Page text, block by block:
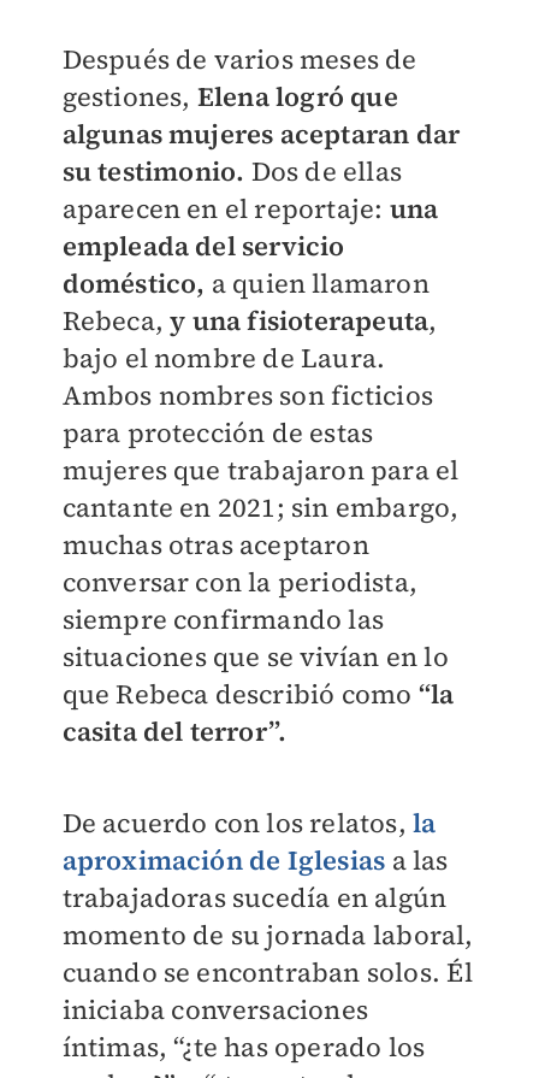
Después de varios meses de
gestiones, Elena logró que
algunas mujeres aceptaran dar
su testimonio. Dos de ellas
aparecen en el reportaje: una
empleada del servicio
doméstico, a quien llamaron
Rebeca,y una fisioterapeuta,
bajo el nombre de Laura.
Ambos nombres son ficticios
para protección de estas
mujeres que trabajaron para el
cantante en 2021; sin embargo,
muchas otras aceptaron
conversar con la periodista,
siempre confirmando las
situaciones que se vivían en lo
que Rebeca describió como “la
casita del terror”.
De acuerdo con los relatos,la
aproximación de Iglesias a las
trabajadoras sucedía en algún
momento de su jornada laboral,
cuando se encontraban solos. Él
iniciaba conversaciones
íntimas, “¿te has operado los